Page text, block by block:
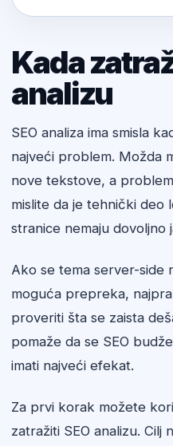
Kada
analizu
SEO analiza ima smisla
najveći problem. Možda
nove tekstove, a
mislite da je tehnički deo
stranice nemaju dovoljno
Ako se tema server-side
moguća prepreka,
proveriti šta se zaista
pomaže da se SEO
imati najveći efekat.
Za prvi korak možete
zatražiti SEO analizu. Cilj